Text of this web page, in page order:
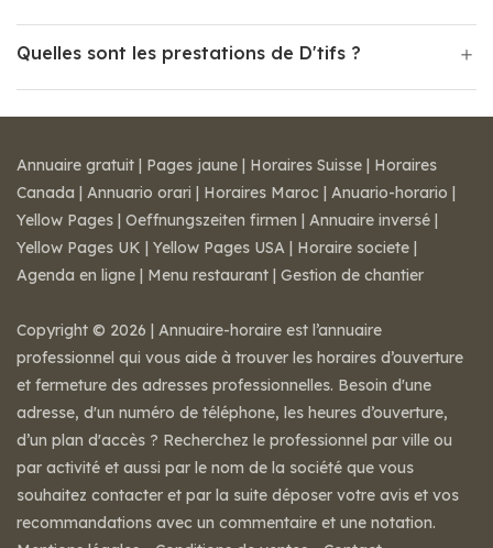
Quelles sont les prestations de D'tifs ?
Annuaire gratuit | Pages jaune | Horaires Suisse | Horaires
Canada | Annuario orari | Horaires Maroc | Anuario-horario |
Yellow Pages | Oeffnungszeiten firmen | Annuaire inversé |
Yellow Pages UK | Yellow Pages USA | Horaire societe |
Agenda en ligne | Menu restaurant | Gestion de chantier
Copyright © 2026 | Annuaire-horaire est l’annuaire
professionnel qui vous aide à trouver les horaires d’ouverture
et fermeture des adresses professionnelles. Besoin d'une
adresse, d'un numéro de téléphone, les heures d’ouverture,
d’un plan d'accès ? Recherchez le professionnel par ville ou
par activité et aussi par le nom de la société que vous
souhaitez contacter et par la suite déposer votre avis et vos
recommandations avec un commentaire et une notation.